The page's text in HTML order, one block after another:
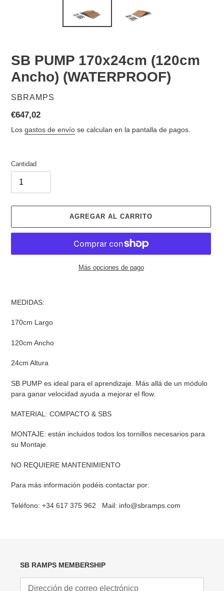
SB PUMP 170x24cm (120cm
Ancho) (WATERPROOF)
PROVEEDOR
SBRAMPS
Precio
habitual
€647,02
Los gastos de envío se calculan en la pantalla de pagos.
Cantidad
AGREGAR AL CARRITO
Más opciones de pago
a
carrito
compra
MEDIDAS:
170cm Largo
120cm Ancho
24cm Altura
SB PUMP es ideal para el aprendizaje. Más allá de un módulo
para ganar velocidad ayuda a mejorar el flow.
MATERIAL: COMPACTO & SBS
MONTAJE: están incluidos todos los tornillos necesarios para
su Montaje.
NO REQUIERE MANTENIMIENTO
Para más información podéis contactar por:
Teléfono: +34 617 375 962 Mail: info@sbramps.com
SB RAMPS MEMBERSHIP